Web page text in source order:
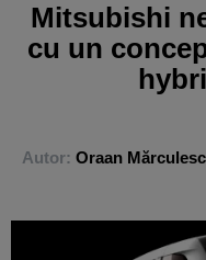
Mitsubishi
cu un
Autor: Oraan